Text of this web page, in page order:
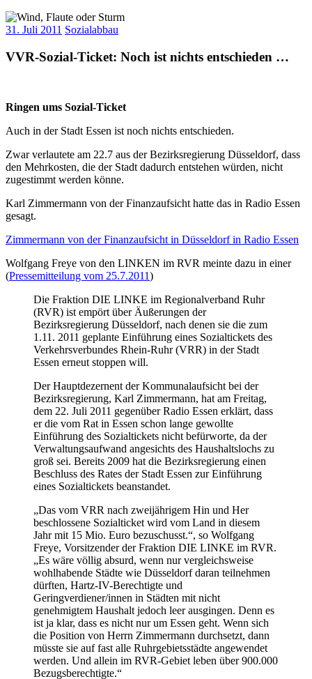
31. Juli 2011 Sozialabbau
VVR-Sozial-Ticket: Noch ist nichts entschieden …
Ringen ums Sozial-Ticket
Auch in der Stadt Essen ist noch nichts entschieden.
Zwar verlautete am 22.7 aus der Bezirksregierung Düsseldorf, dass
den Mehrkosten, die der Stadt dadurch entstehen würden, nicht
zugestimmt werden könne.
Karl Zimmermann von der Finanzaufsicht hatte das in Radio Essen
gesagt.
Zimmermann von der Finanzaufsicht in Düsseldorf in Radio Essen
Wolfgang Freye von den LINKEN im RVR meinte dazu in einer
(Pressemitteilung vom 25.7.2011)
Die Fraktion DIE LINKE im Regionalverband Ruhr
(RVR) ist empört über Äußerungen der
Bezirksregierung Düsseldorf, nach denen sie die zum
1.11. 2011 geplante Einführung eines Sozialtickets des
Verkehrsverbundes Rhein-Ruhr (VRR) in der Stadt
Essen erneut stoppen will.
Der Hauptdezernent der Kommunalaufsicht bei der
Bezirksregierung, Karl Zimmermann, hat am Freitag,
dem 22. Juli 2011 gegenüber Radio Essen erklärt, dass
er die vom Rat in Essen schon lange gewollte
Einführung des Sozialtickets nicht befürworte, da der
Verwaltungsaufwand angesichts des Haushaltslochs zu
groß sei. Bereits 2009 hat die Bezirksregierung einen
Beschluss des Rates der Stadt Essen zur Einführung
eines Sozialtickets beanstandet.
„Das vom VRR nach zweijährigem Hin und Her
beschlossene Sozialticket wird vom Land in diesem
Jahr mit 15 Mio. Euro bezuschusst.“, so Wolfgang
Freye, Vorsitzender der Fraktion DIE LINKE im RVR.
„Es wäre völlig absurd, wenn nur vergleichsweise
wohlhabende Städte wie Düsseldorf daran teilnehmen
dürften, Hartz-IV-Berechtigte und
Geringverdiener/innen in Städten mit nicht
genehmigtem Haushalt jedoch leer ausgingen. Denn es
ist ja klar, dass es nicht nur um Essen geht. Wenn sich
die Position von Herrn Zimmermann durchsetzt, dann
müsste sie auf fast alle Ruhrgebietsstädte angewendet
werden. Und allein im RVR-Gebiet leben über 900.000
Bezugsberechtigte.“